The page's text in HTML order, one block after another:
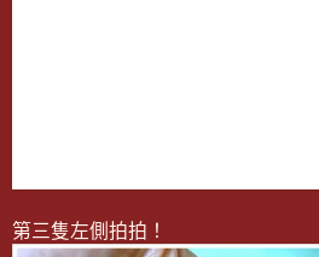
第三隻左側拍拍！